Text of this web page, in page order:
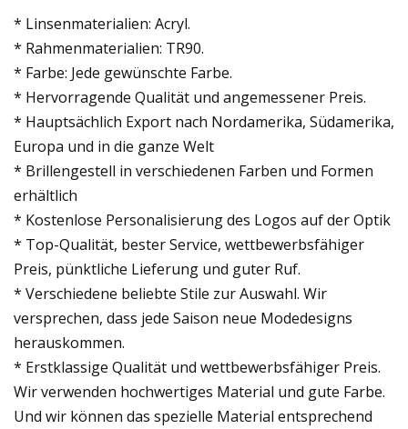
* Linsenmaterialien: Acryl.
* Rahmenmaterialien: TR90.
* Farbe: Jede gewünschte Farbe.
* Hervorragende Qualität und angemessener Preis.
* Hauptsächlich Export nach Nordamerika, Südamerika,
Europa und in die ganze Welt
* Brillengestell in verschiedenen Farben und Formen
erhältlich
* Kostenlose Personalisierung des Logos auf der Optik
* Top-Qualität, bester Service, wettbewerbsfähiger
Preis, pünktliche Lieferung und guter Ruf.
* Verschiedene beliebte Stile zur Auswahl. Wir
versprechen, dass jede Saison neue Modedesigns
herauskommen.
* Erstklassige Qualität und wettbewerbsfähiger Preis.
Wir verwenden hochwertiges Material und gute Farbe.
Und wir können das spezielle Material entsprechend